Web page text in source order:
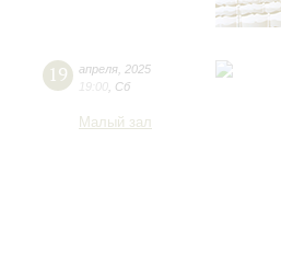
19 апреля 2025
19:00 Сб
Малый зал